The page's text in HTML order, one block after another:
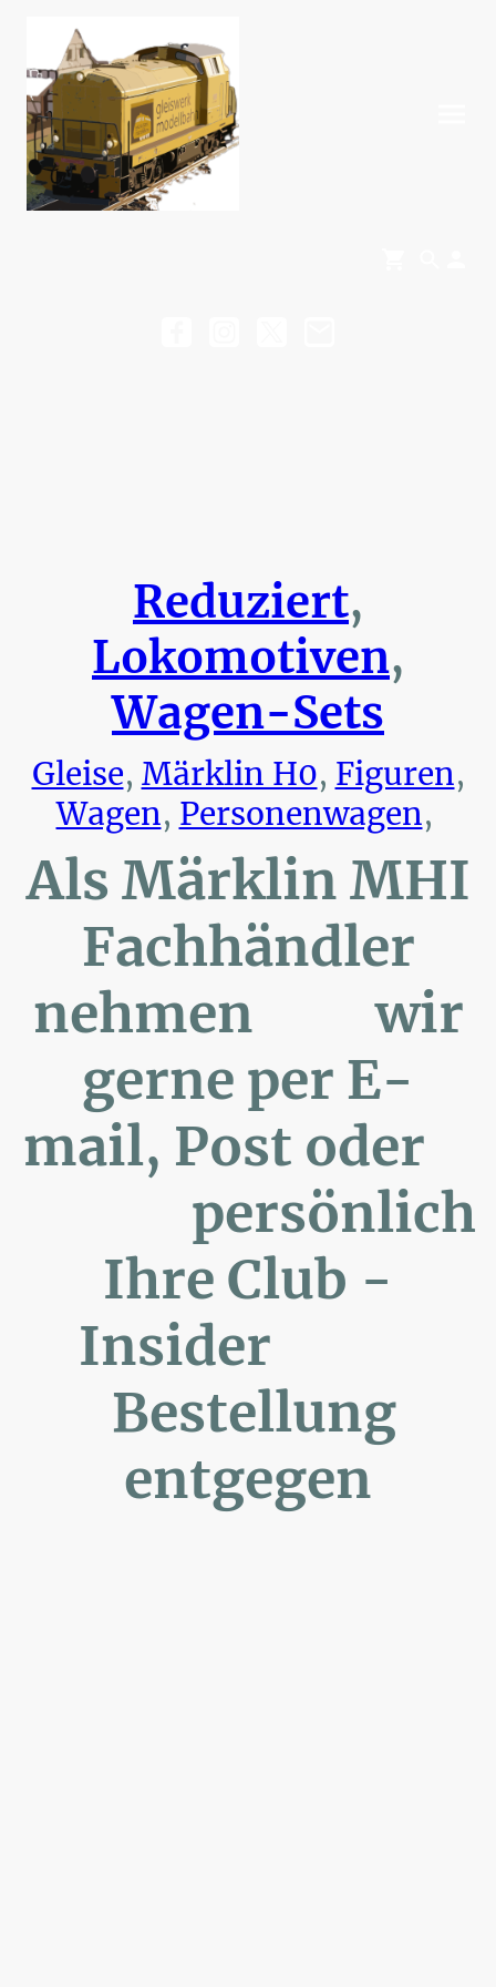
Reduziert,
Lokomotiven,
Wagen-Sets
Gleise, Märklin H0, Figuren,
Wagen, Personenwagen,
Als Märklin MHI
Fachhändler
nehmen wir
gerne per E-
mail, Post oder
persönlich
Ihre Club -
Insider
Bestellung
entgegen